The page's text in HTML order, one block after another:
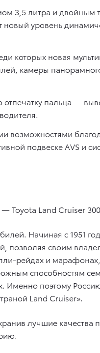
3,5 литра и двойным
новый уровень
которых новая
камеры
пальца —
подвеске AVS и
Toyota Land Cruiser
Начиная с 1951
своим
рейдах и
способностям
поэтому
Land Cruiser».
лучшие